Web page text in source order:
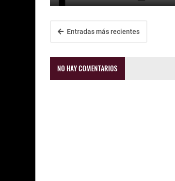
Entradas más recientes
NO HAY COMENTARIOS